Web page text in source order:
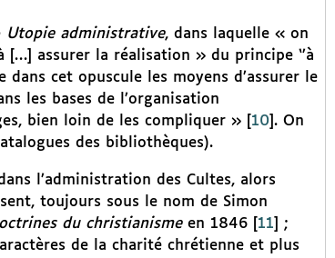
Utopie administrative, dans laquelle « on
assurer la réalisation » du principe ‘’à
dans cet opuscule les moyens d’assurer le
les bases de l’organisation
bien loin de les compliquer »[ 10 . On
des bibliothèques).
l’administration des Cultes, alors
toujours sous le nom de Simon
du christianismeen 1846[ 11
;
de la charité chrétienne et plus